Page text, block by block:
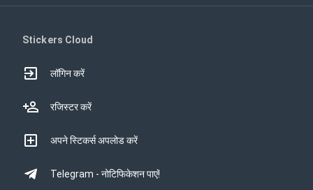
Stickers Cloud
लॉगिन करें
रजिस्टर करें
अपने स्टिकर्स अपलोड करें
Telegram - नोटिफिकेशन पाएं!